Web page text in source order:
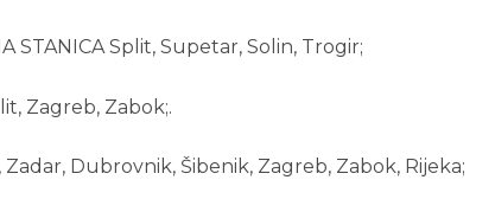
STANICA Split, Supetar, Solin, Trogir;
Zagreb, Zabok;.
Dubrovnik, Šibenik, Zagreb, Zabok, Rijeka;